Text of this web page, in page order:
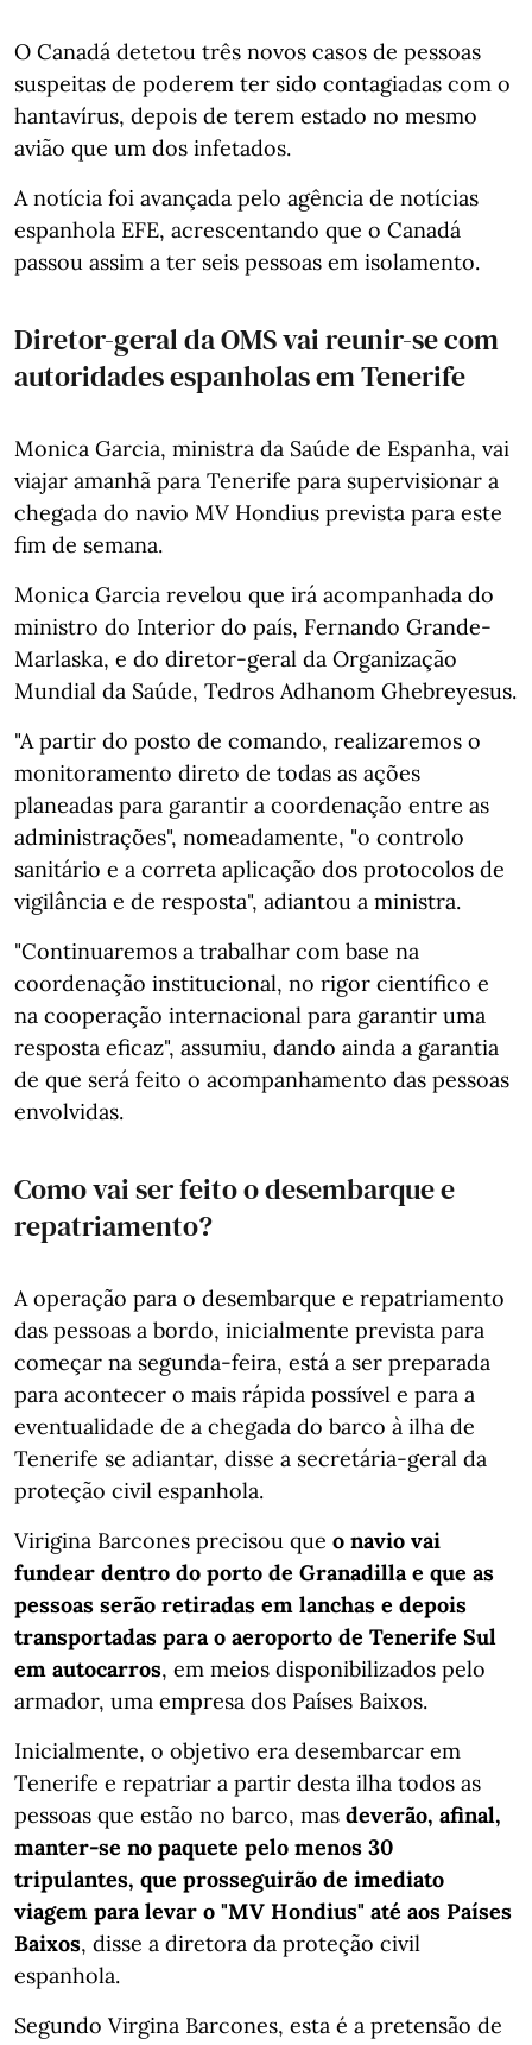
O Canadá detetou três novos casos de pessoas
suspeitas de poderem ter sido contagiadas com o
hantavírus, depois de terem estado no mesmo
avião que um dos infetados.
A notícia foi avançada pelo agência de notícias
espanhola EFE, acrescentando que o Canadá
passou assim a ter seis pessoas em isolamento.
Diretor-geral da OMS vai reunir-se com
autoridades espanholas em Tenerife
Monica Garcia, ministra da Saúde de Espanha, vai
viajar amanhã para Tenerife para supervisionar a
chegada do navio MV Hondius prevista para este
fim de semana.
Monica Garcia revelou que irá acompanhada do
ministro do Interior do país, Fernando Grande-
Marlaska, e do diretor-geral da Organização
Mundial da Saúde, Tedros Adhanom Ghebreyesus.
"A partir do posto de comando, realizaremos o
monitoramento direto de todas as ações
planeadas para garantir a coordenação entre as
administrações", nomeadamente, "o controlo
sanitário e a correta aplicação dos protocolos de
vigilância e de resposta", adiantou a ministra.
"Continuaremos a trabalhar com base na
coordenação institucional, no rigor científico e
na cooperação internacional para garantir uma
resposta eficaz", assumiu, dando ainda a garantia
de que será feito o acompanhamento das pessoas
envolvidas.
Como vai ser feito o desembarque e
repatriamento?
A operação para o desembarque e repatriamento
das pessoas a bordo, inicialmente prevista para
começar na segunda-feira, está a ser preparada
para acontecer o mais rápida possível e para a
eventualidade de a chegada do barco à ilha de
Tenerife se adiantar, disse a secretária-geral da
proteção civil espanhola.
Virigina Barcones precisou que o navio vai
fundear dentro do porto de Granadilla e que as
pessoas serão retiradas em lanchas e depois
transportadas para o aeroporto de Tenerife Sul
em autocarros, em meios disponibilizados pelo
armador, uma empresa dos Países Baixos.
Inicialmente, o objetivo era desembarcar em
Tenerife e repatriar a partir desta ilha todos as
pessoas que estão no barco, mas deverão, afinal,
manter-se no paquete pelo menos 30
tripulantes, que prosseguirão de imediato
viagem para levar o "MV Hondius" até aos Países
Baixos, disse a diretora da proteção civil
espanhola.
Segundo Virgina Barcones, esta é a pretensão de